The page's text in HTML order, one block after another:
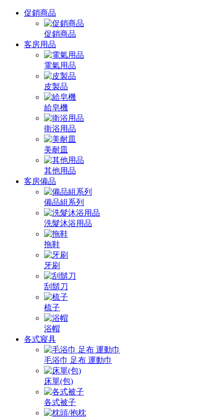
促銷商品
促銷商品
客房用品
電氣用品
皮製品
給皂機
衛浴用品
美耐皿
其他用品
客房備品
備品組系列
洗髮沐浴用品
拖鞋
牙刷
刮鬍刀
梳子
浴帽
各式寢具
毛浴巾 足布 運動巾
床單(包)
各式被子